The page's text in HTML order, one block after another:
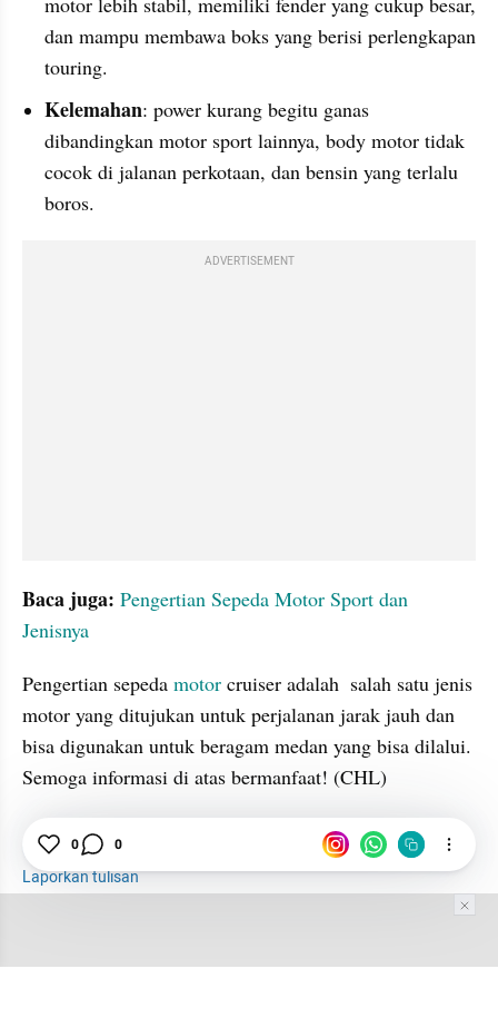
dan mampu membawa boks yang berisi perlengkapan
touring.
Kelemahan: power kurang begitu ganas
dibandingkan motor sport lainnya, body motor tidak
cocok di jalanan perkotaan, dan bensin yang terlalu
boros.
ADVERTISEMENT
Baca juga: Pengertian Sepeda Motor Sport dan
Jenisnya
Pengertian sepeda motor cruiser adalah  salah satu jenis
motor yang ditujukan untuk perjalanan jarak jauh dan
bisa digunakan untuk beragam medan yang bisa dilalui.
Semoga informasi di atas bermanfaat! (CHL)
Sepeda
Laporkan tulisan
0 0